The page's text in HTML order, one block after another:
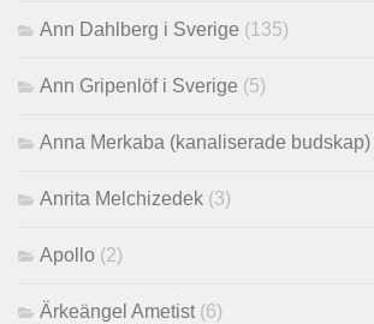
Ann Dahlberg i Sverige (135)
Ann Gripenlöf i Sverige (5)
Anna Merkaba (kanaliserade budskap)
Anrita Melchizedek (3)
Apollo (2)
Ärkeängel Ametist (6)